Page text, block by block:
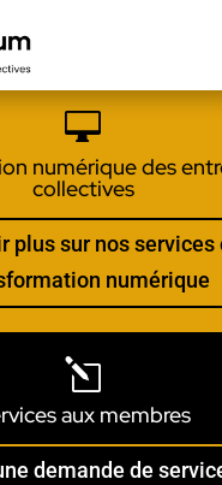

numérique des
collectives
plus sur nos services
numérique
l
aux membres
demande de